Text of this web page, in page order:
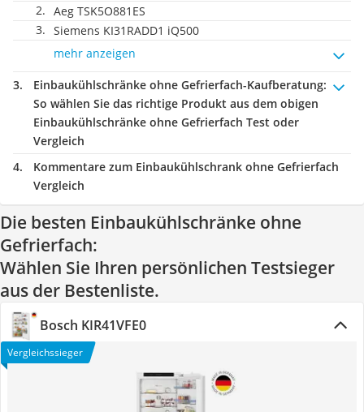
Aeg TSK5O881ES
Siemens KI31RADD1 iQ500
mehr anzeigen
Einbaukühlschränke ohne Gefrierfach-Kaufberatung:
So wählen Sie das richtige Produkt aus dem obigen
Einbaukühlschränke ohne Gefrierfach Test oder
Vergleich
Kommentare zum Einbaukühlschrank ohne Gefrierfach
Vergleich
Die besten Einbaukühlschränke ohne
Gefrierfach:
Wählen Sie Ihren persönlichen Testsieger
aus der Bestenliste.
Bosch ‎KIR41VFE0
Vergleichssieger